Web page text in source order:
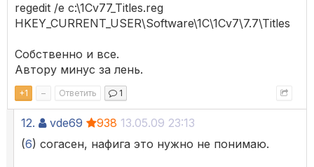
regedit /e c:\1Cv77_Titles.reg
HKEY_CURRENT_USER\Software\1C\1Cv7\7.7\Titles
Собственно и все.
Автору минус за лень.
+1 – Ответить 1
12. vde69 938 13.05.09 23:13
(6) согасен, нафига это нужно не понимаю.